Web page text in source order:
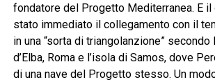
fondatore del Progetto Mediterranea. E
stato immediato il collegamento con il
in una “sorta di triangolanzione” secondo
d’Elba, Roma e l’isola di Samos, dove
di una nave del Progetto stesso. Un